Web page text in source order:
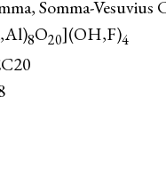
Somma-
8O20](OH,F)4